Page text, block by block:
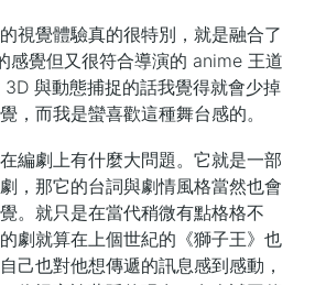
視覺體驗真的很特別，就是融合了
感覺但又很符合導演的 anime 王道
與動態捕捉的話我覺得就會少掉
，而我是蠻喜歡這種舞台感的。
編劇上有什麼大問題。它就是一部
，那它的台詞與劇情風格當然也會
。就只是在當代稍微有點格格不
劇就算在上個世紀的《獅子王》也
己也對他想傳遞的訊息感到感動，